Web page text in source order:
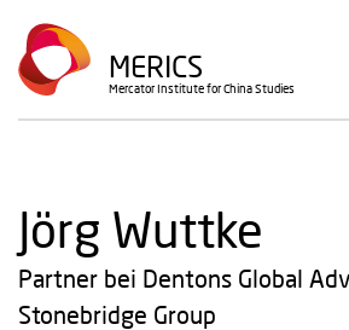
Direkt
zum
Inhalt
MERICS
Mercator Institute for China Studies
Jörg Wuttke
Partner bei Dentons Global
Stonebridge Group